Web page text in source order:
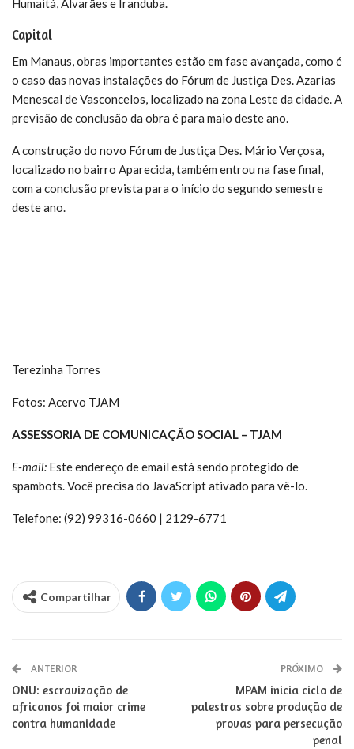
Humaitá, Alvarães e Iranduba.
Capital
Em Manaus, obras importantes estão em fase avançada, como é
o caso das novas instalações do Fórum de Justiça Des. Azarias
Menescal de Vasconcelos, localizado na zona Leste da cidade. A
previsão de conclusão da obra é para maio deste ano.
A construção do novo Fórum de Justiça Des. Mário Verçosa,
localizado no bairro Aparecida, também entrou na fase final,
com a conclusão prevista para o início do segundo semestre
deste ano.
Terezinha Torres
Fotos: Acervo TJAM
ASSESSORIA DE COMUNICAÇÃO SOCIAL – TJAM
E-mail: Este endereço de email está sendo protegido de
spambots. Você precisa do JavaScript ativado para vê-lo.
Telefone: (92) 99316-0660 | 2129-6771
Compartilhar
ANTERIOR
ONU: escravização de
africanos foi maior crime
contra humanidade
PRÓXIMO
MPAM inicia ciclo de
palestras sobre produção de
provas para persecução
penal